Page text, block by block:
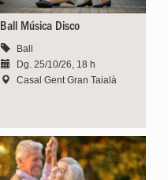
Ball Música Disco
Ball
Dg. 25/10/26, 18 h
Casal Gent Gran Taialà